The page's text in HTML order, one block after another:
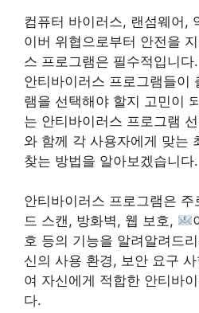
컴퓨터 바이러스, 랜섬웨어,
이버 위협으로부터 안전을
스 프로그램은 필수적입니
안티바이러스 프로그램들이
램을 선택해야 할지 고민이
는 안티바이러스 프로그램
와 함께 각 사용자에게 맞는
찾는 방법을 알아보겠습니다.
안티바이러스 프로그램은
드 스캔, 방화벽, 웹 보호,
호 등의 기능을 알려알려드
신의 사용 환경, 보안 요구
여 자신에게 적합한 안티바
다.